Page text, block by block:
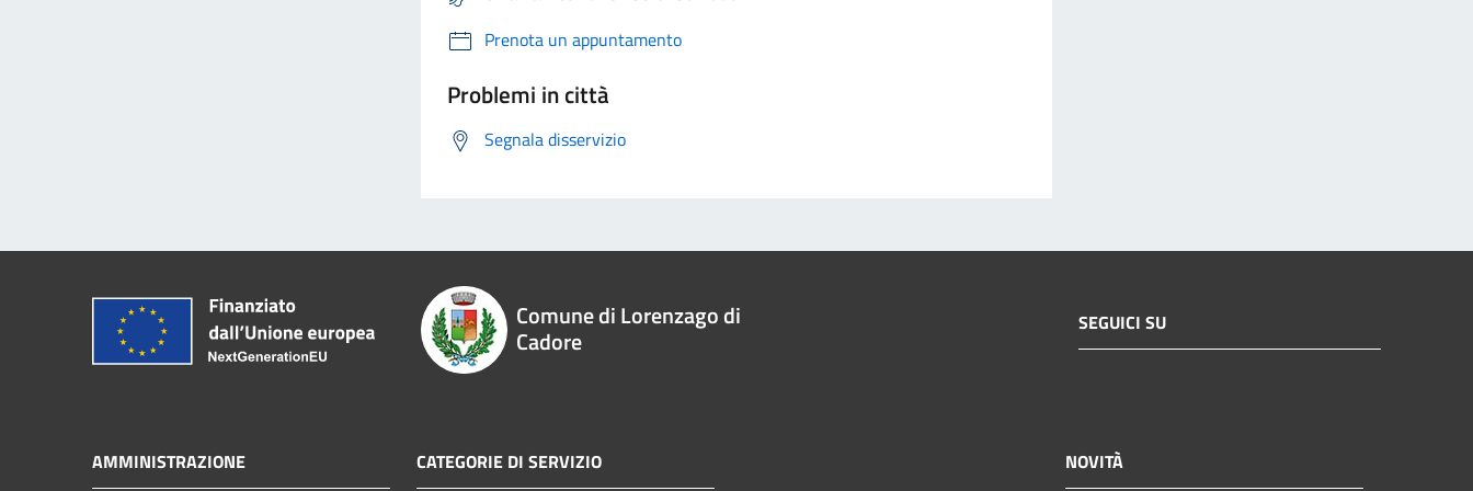
Prenota un appuntamento
Problemi in città
Segnala disservizio
Comune di Lorenzago di
Cadore
SEGUICI SU
AMMINISTRAZIONE CATEGORIE DI SERVIZIO NOVITÀ